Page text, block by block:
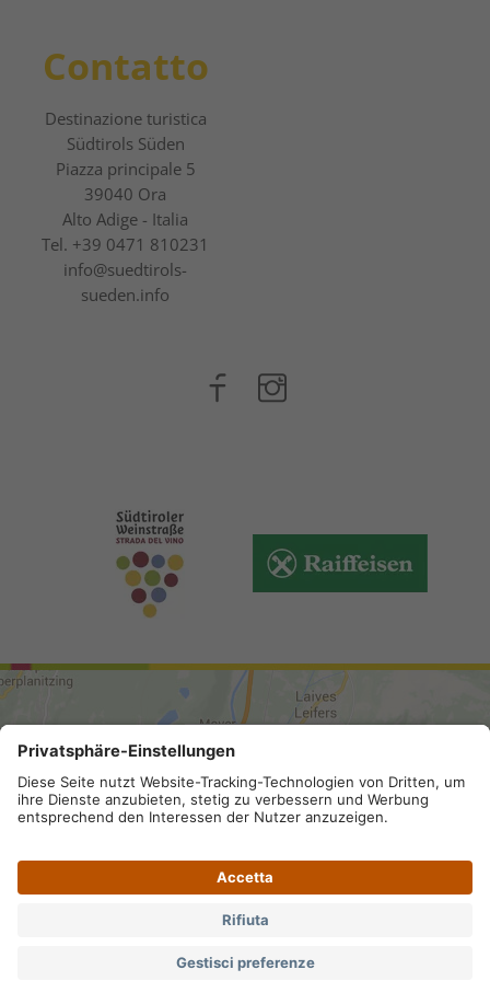
Contatto
Destinazione turistica
Südtirols Süden
Piazza principale 5
39040 Ora
Alto Adige - Italia
Tel. +39 0471 810231
info@suedtirols-
sueden.info
ARRIVO
Credits . Privacy
A4RZ960